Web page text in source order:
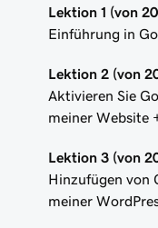
Lektion 1 (von
Einführung in
Lektion 2 (von
Aktivieren Sie
meiner Website
Lektion 3 (von
Hinzufügen von
meiner